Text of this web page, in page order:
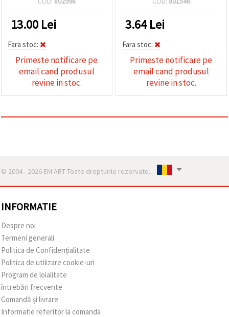
13.00 Lei
Fara stoc:
Primeste notificare pe
email cand produsul
revine in stoc.
3.64Lei
Fara stoc:
Primeste notificare pe
email cand produsul
revine in stoc.
© 2004 - 2026 EM ART Toate drepturile rezervate..
INFORMATIE
Despre noi
Termeni generali
Politica de Confidențialitate
Politica de utilizare cookie-uri
Program de loialitate
întrebări frecvente
Comandă și livrare
Informatie referitor la comanda